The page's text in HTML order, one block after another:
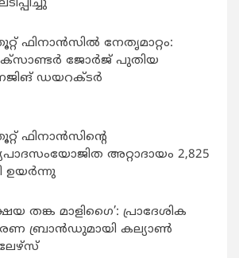
ഫിനാൻസിൽ നേതൃമാറ്റം:
ജോർജ് പുതിയ
ഡയറക്ടർ
ഫിനാൻസിന്റെ
അറ്റാദായം 2,825
ഉയർന്നു
തങ്ക മാളിഗൈ’: പ്രാദേശിക
ബ്രാന്‍ഡുമായി കല്യാണ്‍